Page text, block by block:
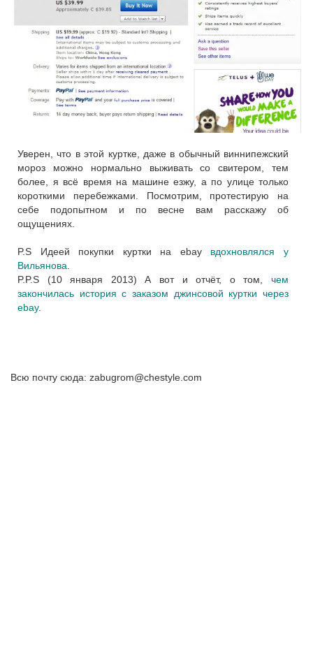
Уверен, что в этой куртке, даже в обычный виннипежский
мороз можно нормально выживать со свитером, тем
более, я всё время на машине езжу, а по улице только
короткими перебежками. Посмотрим, протестирую на
себе подопытном и по весне вам расскажу об
ощущениях.
P.S Идеей покупки куртки на ebay вдохновлялся у
Вильянова.
P.P.S (10 января 2013) А вот и отчёт, о том, чем
закончилась история с заказом джинсовой куртки через
ebay.
Всю почту сюда: zabugrom@chestyle.com